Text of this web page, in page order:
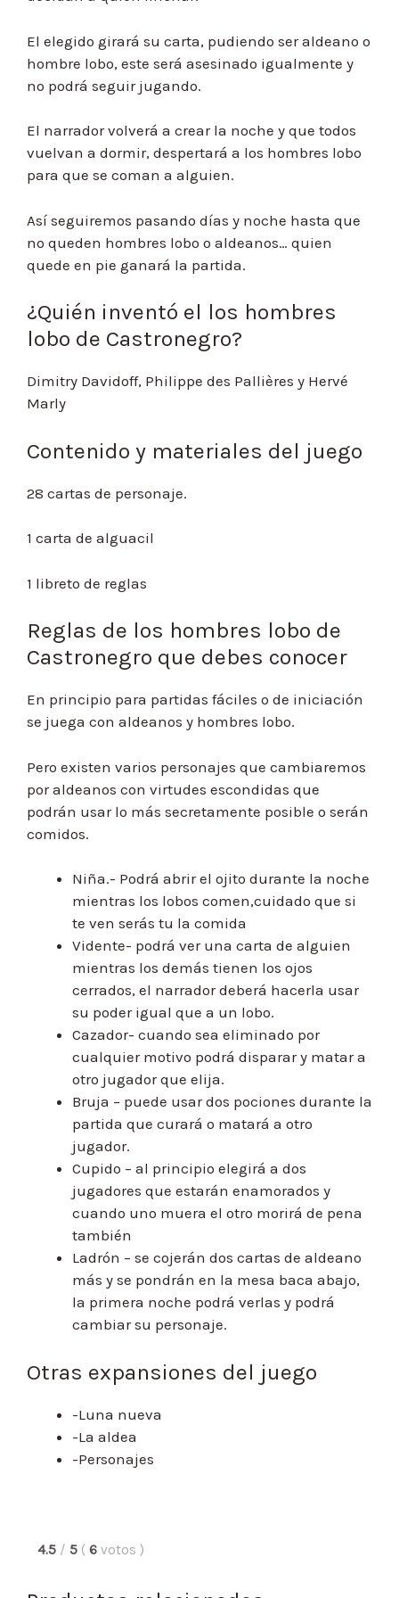
El elegido girará su carta, pudiendo ser aldeano o
hombre lobo, este será asesinado igualmente y
no podrá seguir jugando.
El narrador volverá a crear la noche y que todos
vuelvan a dormir, despertará a los hombres lobo
para que se coman a alguien.
Así seguiremos pasando días y noche hasta que
no queden hombres lobo o aldeanos… quien
quede en pie ganará la partida.
¿Quién inventó el los hombres
lobo de Castronegro?
Dimitry Davidoff, Philippe des Pallières y Hervé
Marly
Contenido y materiales del juego
28 cartas de personaje.
1 carta de alguacil
1 libreto de reglas
Reglas de los hombres lobo de
Castronegro que debes conocer
En principio para partidas fáciles o de iniciación
se juega con aldeanos y hombres lobo.
Pero existen varios personajes que cambiaremos
por aldeanos con virtudes escondidas que
podrán usar lo más secretamente posible o serán
comidos.
Niña.- Podrá abrir el ojito durante la noche
mientras los lobos comen,cuidado que si
te ven serás tu la comida
Vidente- podrá ver una carta de alguien
mientras los demás tienen los ojos
cerrados, el narrador deberá hacerla usar
su poder igual que a un lobo.
Cazador- cuando sea eliminado por
cualquier motivo podrá disparar y matar a
otro jugador que elija.
Bruja – puede usar dos pociones durante la
partida que curará o matará a otro
jugador.
Cupido – al principio elegirá a dos
jugadores que estarán enamorados y
cuando uno muera el otro morirá de pena
también
Ladrón – se cojerán dos cartas de aldeano
más y se pondrán en la mesa baca abajo,
la primera noche podrá verlas y podrá
cambiar su personaje.
Otras expansiones del juego
-Luna nueva
-La aldea
-Personajes
4.5 / 5 ( 6 votos )